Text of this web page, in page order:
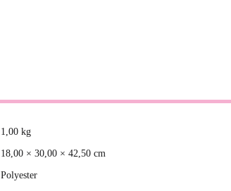
1,00 kg
18,00 × 30,00 × 42,50 cm
Polyester